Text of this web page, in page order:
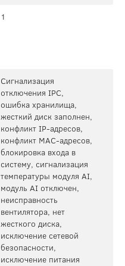
1
Сигнализация
отключения IPC,
ошибка хранилища,
жесткий диск заполнен,
конфликт IP-адресов,
конфликт MAC-адресов,
блокировка входа в
систему, сигнализация
температуры модуля AI,
модуль AI отключен,
неисправность
вентилятора, нет
жесткого диска,
исключение сетевой
безопасности,
исключение питания